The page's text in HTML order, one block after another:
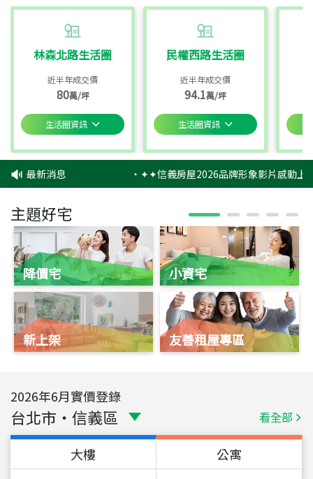
林森北路生活圈
近半年成交價
80萬/坪
生活圈資訊
民權西路生活圈
近半年成交價
94.1萬/坪
生活圈資訊
最新消息 ‧✦✦信義房屋2026品牌形象影片感動上
主題好宅
降價宅
新上架
小資宅
友善租屋專區
2026年6月實價登錄
台北市 ・ 信義區 看全部
大樓 公寓